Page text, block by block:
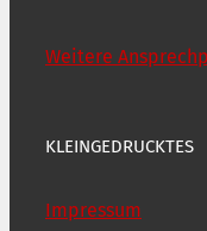
Weitere
KLEINGEDRUCKTES
Impressum